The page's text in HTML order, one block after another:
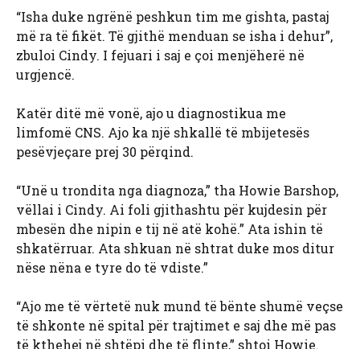
“Isha duke ngrënë peshkun tim me gishta, pastaj
më ra të fikët. Të gjithë menduan se isha i dehur”,
zbuloi Cindy. I fejuari i saj e çoi menjëherë në
urgjencë.
Katër ditë më vonë, ajo u diagnostikua me
limfomë CNS. Ajo ka një shkallë të mbijetesës
pesëvjeçare prej 30 përqind.
“Unë u trondita nga diagnoza,” tha Howie Barshop,
vëllai i Cindy. Ai foli gjithashtu për kujdesin për
mbesën dhe nipin e tij në atë kohë.” Ata ishin të
shkatërruar. Ata shkuan në shtrat duke mos ditur
nëse nëna e tyre do të vdiste.”
“Ajo me të vërtetë nuk mund të bënte shumë veçse
të shkonte në spital për trajtimet e saj dhe më pas
të kthehej në shtëpi dhe të flinte,” shtoi Howie.